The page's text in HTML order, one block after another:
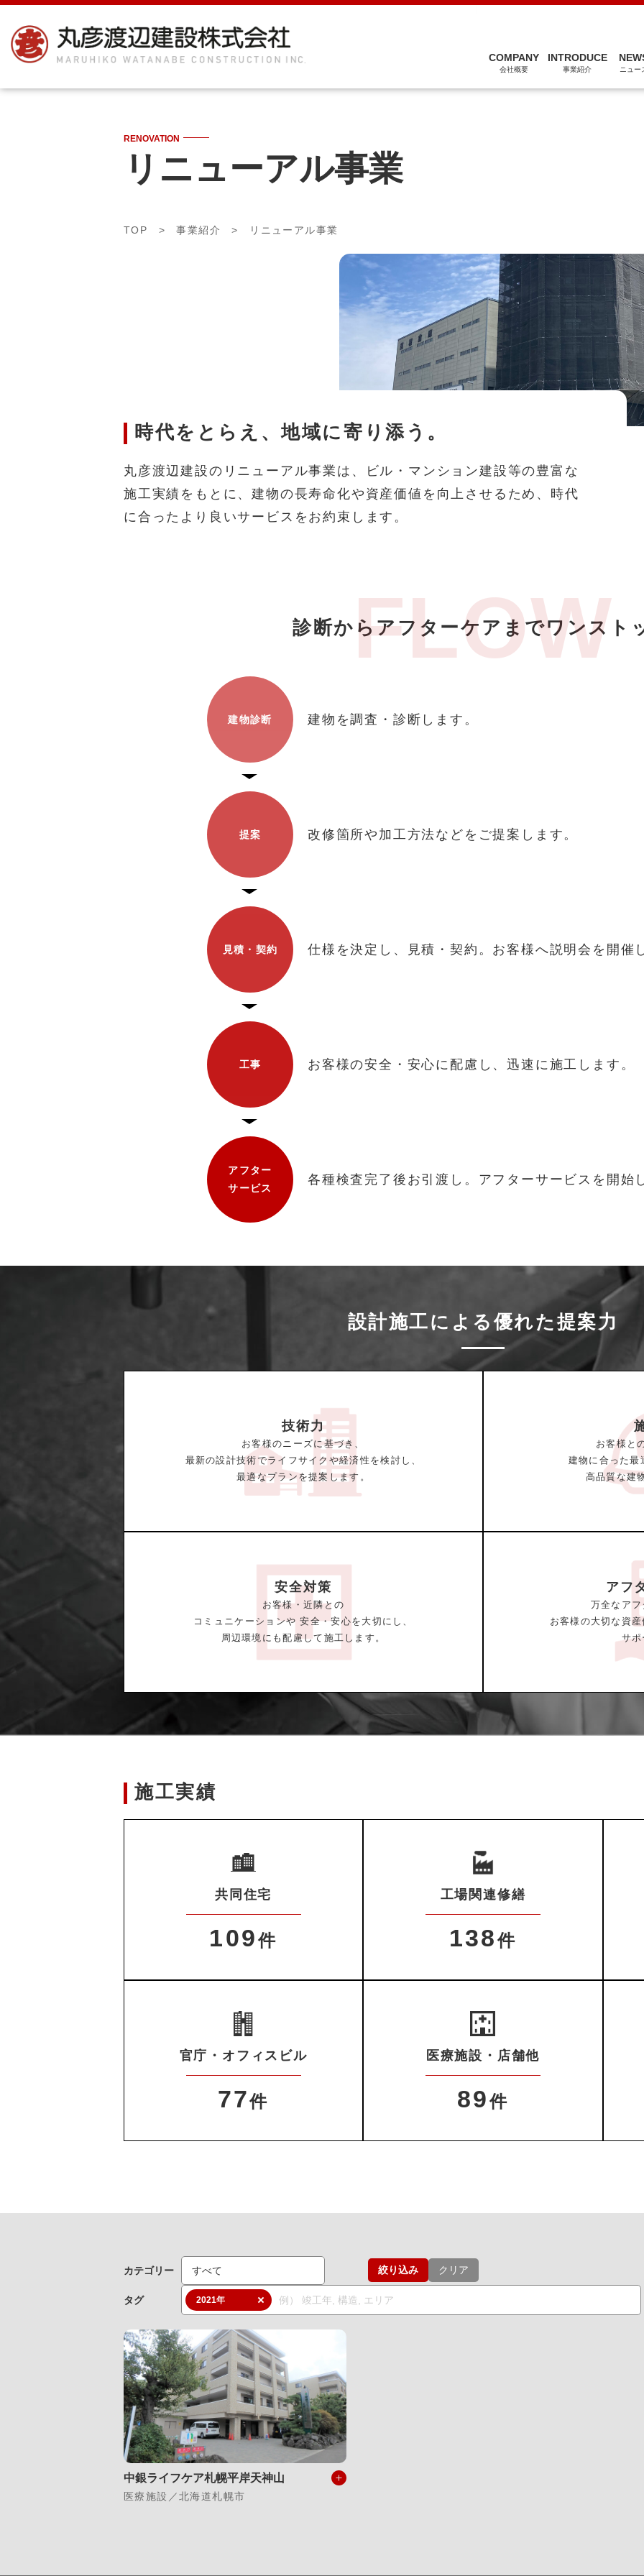
COMPANY
会社概要
INTRODUCE
事業紹介 ニュー
RENOVATION
リニューアル事業
TOP >事業紹介 > リニューアル事業
時代をとらえ、地域に寄り添う。
丸彦渡辺建設のリニューアル事業は、ビル・マンション建設等の豊富な
施工実績をもとに、建物の長寿命化や資産価値を向上させるため、時代
に合ったより良いサービスをお約束します。
診断からアフターケアまでワンスト
建物診断 建物を調査・診断します。
提案 改修箇所や加工方法などをご提案します。
見積・契約 仕様を決定し、見積・契約。お客様へ説明会を開催
工事 お客様の安全・安心に配慮し、迅速に施工します。
アフター
サービス
各種検査完了後お引渡し。アフターサービスを開始
設計施工による優れた提案力
技術力
お客様のニーズに基づき、
最新の設計技術でライフサイクや経済性を検討し、
最適なプランを提案します。
お客様と
建物に合った最
高品質な建
安全対策
お客様・近隣との
コミュニケーションや 安全・安心を大切にし、
周辺環境にも配慮して施工します。
アフ
万全なア
お客様の大切な資
サ
施工実績
共同住宅
109件
工場関連修繕
138件
官庁・オフィスビル
77件
医療施設・店舗他
89件
カテゴリー
タグ 2021年
絞り込み クリア
中銀ライフケア札幌平岸天神山
医療施設／北海道札幌市